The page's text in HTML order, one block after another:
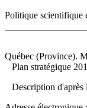
Politique
Québec (Province).
Plan stratégique
Description d'après